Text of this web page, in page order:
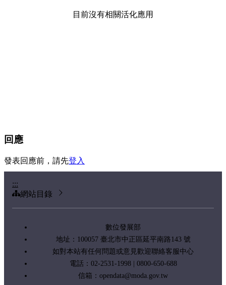
目前沒有相關活化應用
回應
發表回應前，請先登入
:::
網站目錄
數位發展部
地址：100057 臺北市中正區延平南路143 號
如對本站有任何問題或意見歡迎聯絡客服中心
電話：02-2531-1998 | 0800-650-688
信箱： opendata@moda.gov.tw